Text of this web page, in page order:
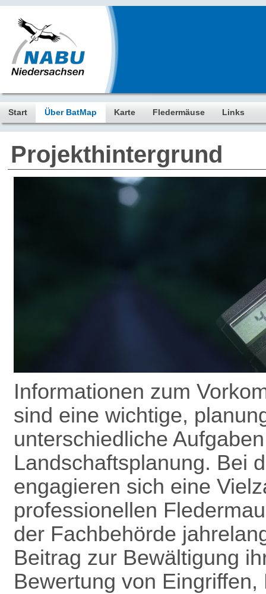
Start Über BatMap Karte Fledermäuse Links
Projekthintergrund
Informationen zum
sind eine wichtige,
unterschiedliche
Landschafts­planung. Bei
engagieren sich eine
professionellen
der Fachbehörde
Beitrag zur Bewältigung
Bewertung von